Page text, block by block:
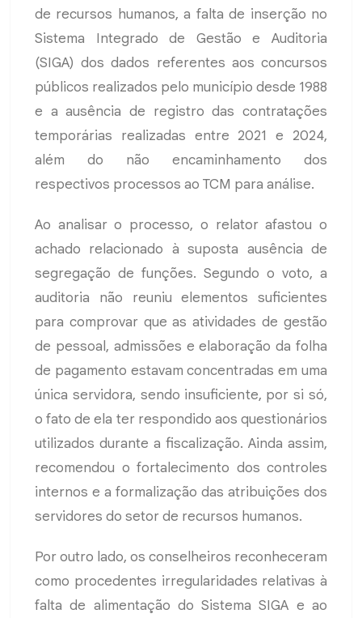
de recursos humanos, a falta de inserção no
Sistema Integrado de Gestão e Auditoria
(SIGA) dos dados referentes aos concursos
públicos realizados pelo município desde 1988
e a ausência de registro das contratações
temporárias realizadas entre 2021 e 2024,
além do não encaminhamento dos
respectivos processos ao TCM para análise.
Ao analisar o processo, o relator afastou o
achado relacionado à suposta ausência de
segregação de funções. Segundo o voto, a
auditoria não reuniu elementos suficientes
para comprovar que as atividades de gestão
de pessoal, admissões e elaboração da folha
de pagamento estavam concentradas em uma
única servidora, sendo insuficiente, por si só,
o fato de ela ter respondido aos questionários
utilizados durante a fiscalização. Ainda assim,
recomendou o fortalecimento dos controles
internos e a formalização das atribuições dos
servidores do setor de recursos humanos.
Por outro lado, os conselheiros reconheceram
como procedentes irregularidades relativas à
falta de alimentação do Sistema SIGA e ao